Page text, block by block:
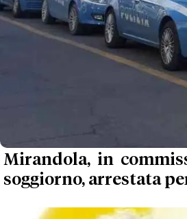
Mirandola, in
soggiorno, arrestata